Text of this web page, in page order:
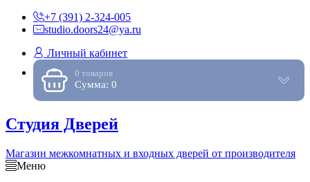
+7 (391) 2-324-005
studio.doors24@ya.ru
Личный кабинет
0 товаров
Сумма: 0
Студия Дверей
Магазин межкомнатных и входных дверей от производителя
Меню